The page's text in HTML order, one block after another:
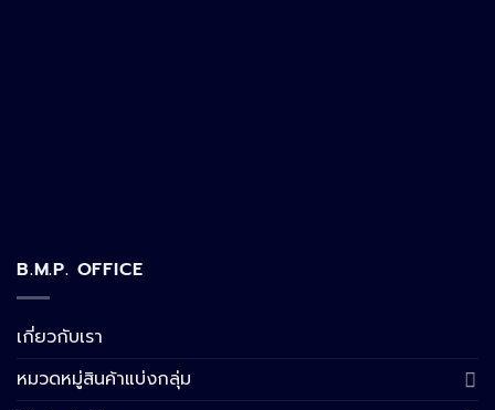
B.M.P. OFFICE
เกี่ยวกับเรา
หมวดหมู่สินค้าแบ่งกลุ่ม